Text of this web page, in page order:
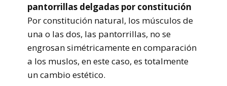
pantorrillas delgadas por constitución
Por constitución natural, los músculos de
una o las dos, las pantorrillas, no se
engrosan simétricamente en comparación
a los muslos, en este caso, es totalmente
un cambio estético.